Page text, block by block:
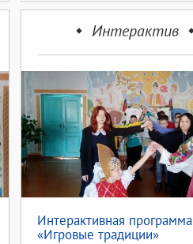
Интерактив
Интерактивная программа
«Игровые традиции»